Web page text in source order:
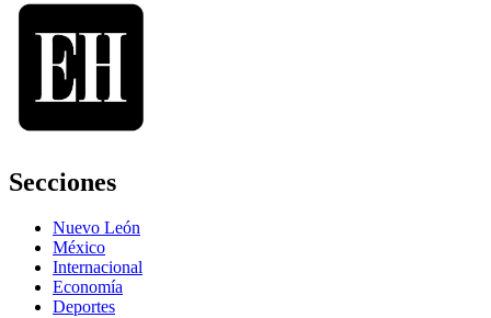
Secciones
Nuevo León
México
Internacional
Economía
Deportes